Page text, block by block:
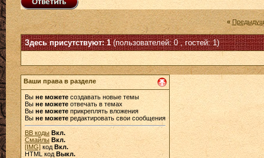
«
Здесь присутствуют: 1(пользователей: 0 , гостей: 1)
Ваши права в разделе
Вы не можете создавать новые темы
Выне можете отвечать в темах
Выне можете прикреплять вложения
Вы не можетередактировать свои сообщения
BB коды Вкл.
Смайлы Вкл.
[IMG] код Вкл.
HTML код Выкл.